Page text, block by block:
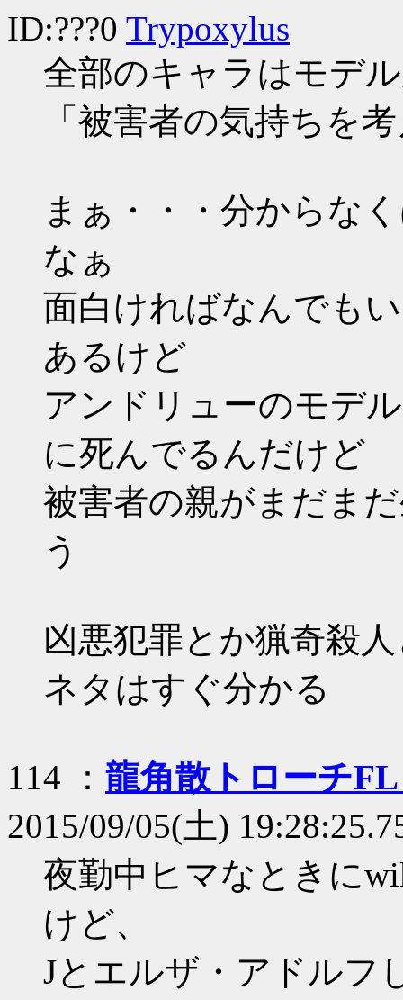
ID:???0 Trypoxylus
全部のキャラはモデ
「被害者の気持ちを
まぁ・・・分からな
なぁ
面白ければなんでも
あるけど
アンドリューのモデ
に死んでるんだけど
被害者の親がまだま
う
凶悪犯罪とか猟奇殺
ネタはすぐ分かる
114 ： 龍角散トローチ
2015/09/05(土)
夜勤中ヒマなときに
けど、
Jとエルザ・アドルフ